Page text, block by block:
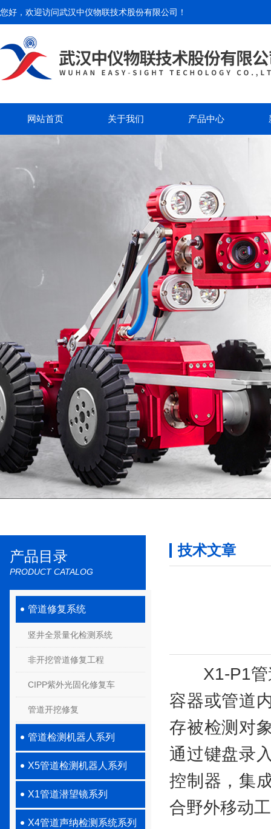
您好，欢迎访问武汉中仪物联技术股份有限公司 ！
网站首页 关于我们 产品中心
产品目录
PRODUCT CATALOG
管道修复系统
竖井全景量化检测系统
非开挖管道修复工程
CIPP紫外光固化修复车
管道开挖修复
管道检测机器人系列
X5管道检测机器人系列
X1管道潜望镜系列
X4管道声纳检测系统系列
技术文章
X1-P1管道
容器或管道
存被检测对
通过键盘录
控制器，集
合野外移动